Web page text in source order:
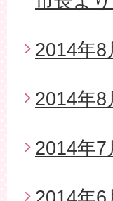
2014年
2014年
2014年